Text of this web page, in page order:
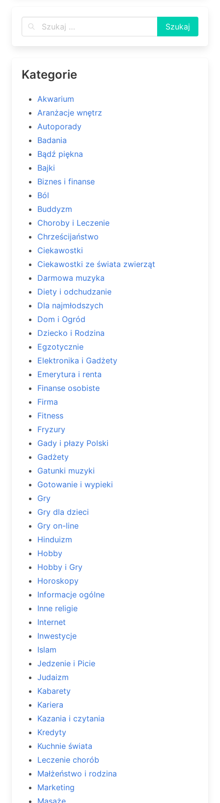
Kategorie
Akwarium
Aranżacje wnętrz
Autoporady
Badania
Bądź piękna
Bajki
Biznes i finanse
Ból
Buddyzm
Choroby i Leczenie
Chrześcijaństwo
Ciekawostki
Ciekawostki ze świata zwierząt
Darmowa muzyka
Diety i odchudzanie
Dla najmłodszych
Dom i Ogród
Dziecko i Rodzina
Egzotycznie
Elektronika i Gadżety
Emerytura i renta
Finanse osobiste
Firma
Fitness
Fryzury
Gady i płazy Polski
Gadżety
Gatunki muzyki
Gotowanie i wypieki
Gry
Gry dla dzieci
Gry on-line
Hinduizm
Hobby
Hobby i Gry
Horoskopy
Informacje ogólne
Inne religie
Internet
Inwestycje
Islam
Jedzenie i Picie
Judaizm
Kabarety
Kariera
Kazania i czytania
Kredyty
Kuchnie świata
Leczenie chorób
Małżeństwo i rodzina
Marketing
Masaże